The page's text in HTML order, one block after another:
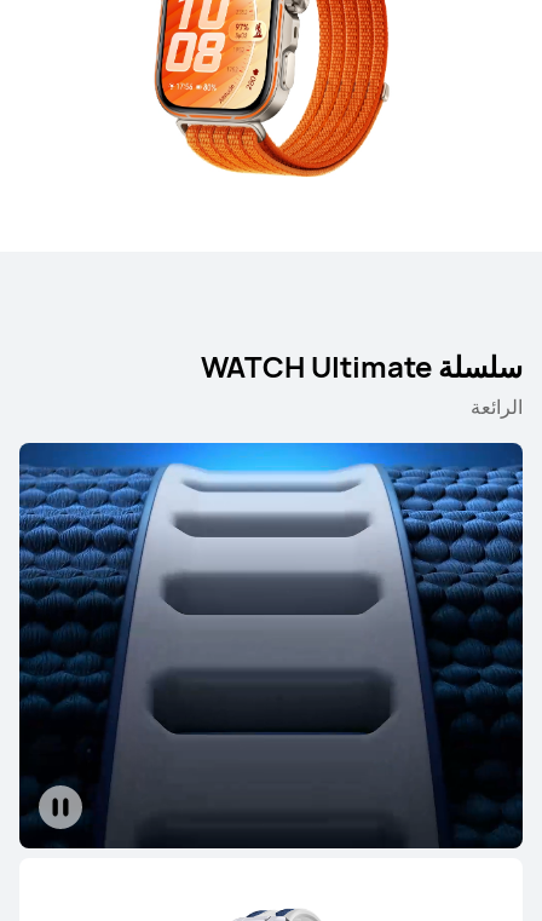
سلسلة WATCH Ultimate
الرائعة